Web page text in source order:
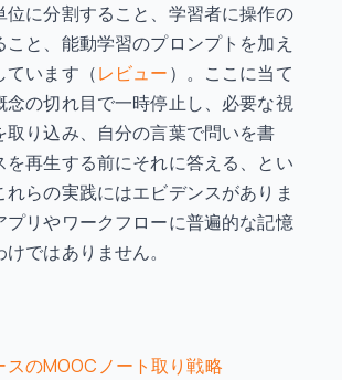
位に分割すること、学習者に操作の
と、能動学習のプロンプトを加え
ています（レビュー）。ここに当て
念の切れ目で一時停止し、必要な視
取り込み、自分の言葉で問いを書
を再生する前にそれに答える、とい
れらの実践にはエビデンスがありま
プリやワークフローに普遍的な記憶
ではありません。
スのMOOCノート取り戦略